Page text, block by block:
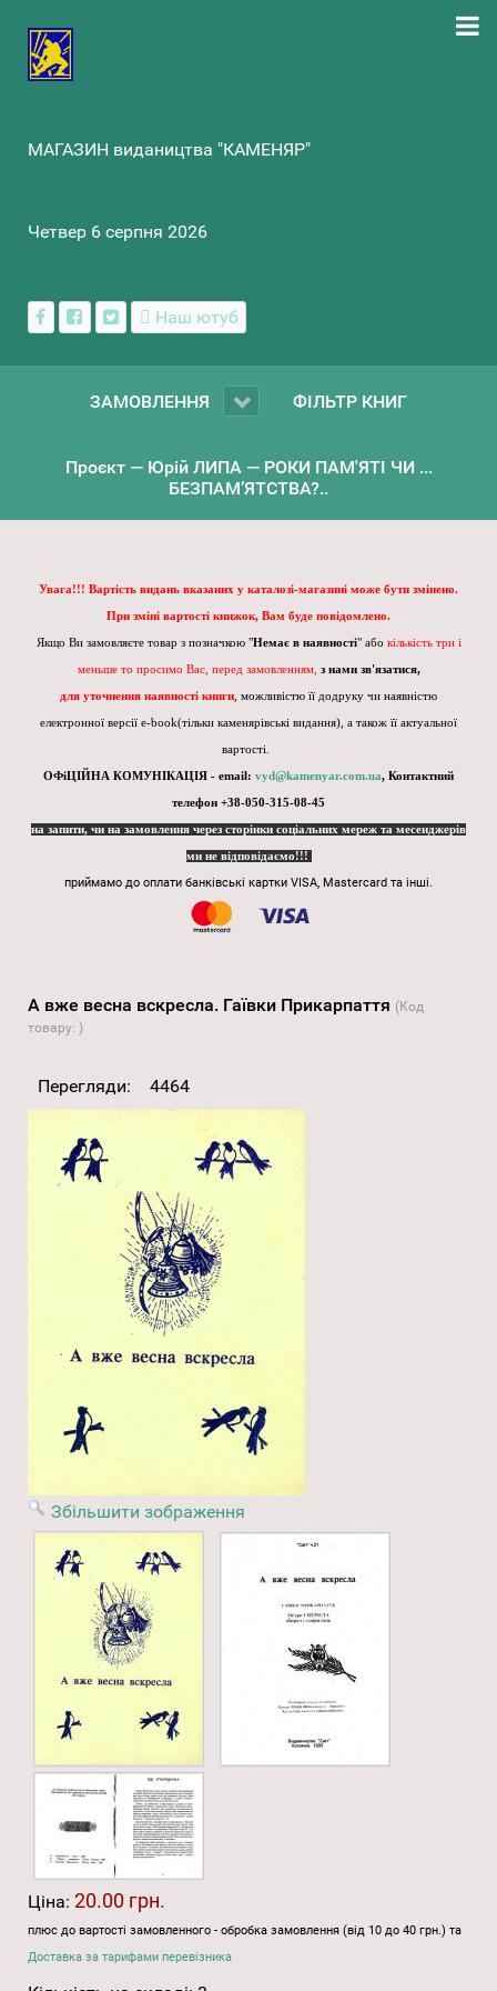
МАГАЗИН видаництва "КАМЕНЯР"
Четвер 6 серпня 2026
Наш ютуб
ЗАМОВЛЕННЯ ФІЛЬТР КНИГ
Проєкт — Юрій ЛИПА — РОКИ ПАМ'ЯТІ ЧИ ...
БЕЗПАМ’ЯТСТВА?..
Увага!!! Вартість видань вказаних у каталозі-магазині може бути змінено.
При зміні вартості книжок, Вам буде повідомлено.
Якщо Ви замовляєте товар з позначкою "Немає в наявності" або кількість три і
меньше то просимо Вас, перед замовленням, з нами зв'язатися,
для уточнення наявності книги , можливістю її додруку чи наявністю
електронної версії e-book(тільки каменярівські видання), а також її актуальної
вартості.
ОФіЦІЙНА КОМУНІКАЦІЯ - email: vyd@kamenyar.com.ua, Контактний
телефон +38-050-315-08-45
на запити, чи на замовлення через сторінки соціальних мереж та месенджерів
ми не відповідаємо!!!
приймамо до оплати банківські картки VISA, Mastercard та інші.
А вже весна вскресла. Гаївки Прикарпаття (Код
товару: )
Перегляди: 4464
Збільшити зображення
Ціна: 20.00 грн.
плюс до вартості замовленного - обробка замовлення (від 10 до 40 грн.) та
Доставка за тарифами перевізника